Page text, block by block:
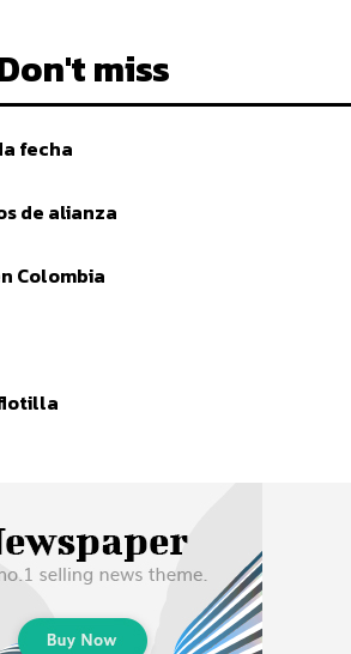
miss
fecha
de alianza
Colombia